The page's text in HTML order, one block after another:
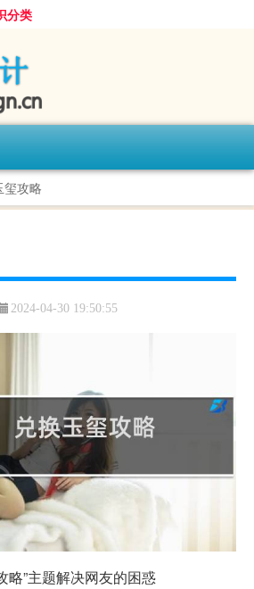
分类
玺攻略
2024-04-30 19:50:55
略”主题解决网友的困惑